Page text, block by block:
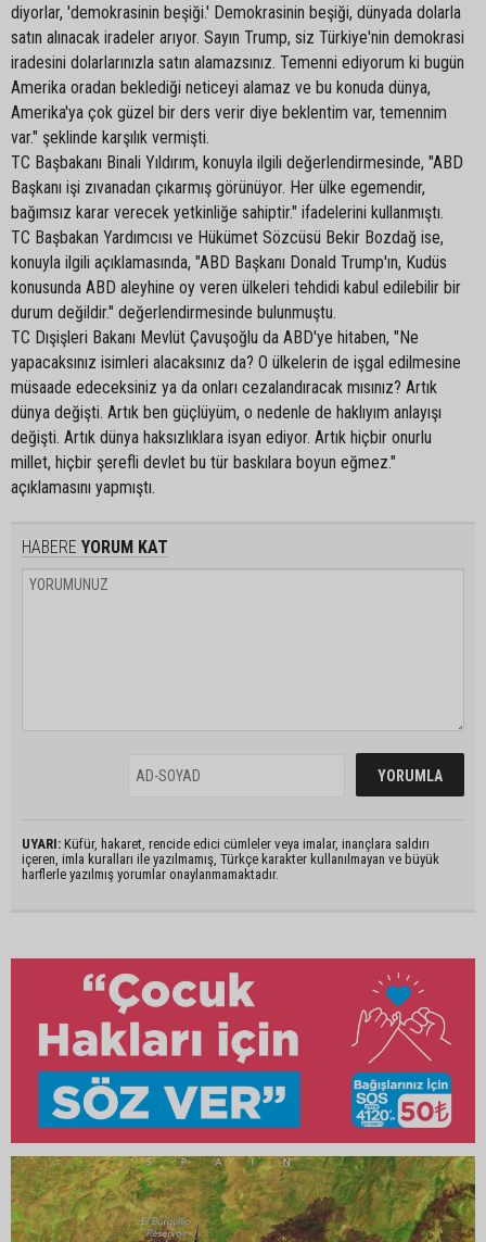
diyorlar, 'demokrasinin beşiği.' Demokrasinin beşiği, dünyada dolarla
satın alınacak iradeler arıyor. Sayın Trump, siz Türkiye'nin demokrasi
iradesini dolarlarınızla satın alamazsınız. Temenni ediyorum ki bugün
Amerika oradan beklediği neticeyi alamaz ve bu konuda dünya,
Amerika'ya çok güzel bir ders verir diye beklentim var, temennim
var." şeklinde karşılık vermişti.
TC Başbakanı Binali Yıldırım, konuyla ilgili değerlendirmesinde, "ABD
Başkanı işi zıvanadan çıkarmış görünüyor. Her ülke egemendir,
bağımsız karar verecek yetkinliğe sahiptir." ifadelerini kullanmıştı.
TC Başbakan Yardımcısı ve Hükümet Sözcüsü Bekir Bozdağ ise,
konuyla ilgili açıklamasında, "ABD Başkanı Donald Trump'ın, Kudüs
konusunda ABD aleyhine oy veren ülkeleri tehdidi kabul edilebilir bir
durum değildir." değerlendirmesinde bulunmuştu.
TC Dışişleri Bakanı Mevlüt Çavuşoğlu da ABD'ye hitaben, "Ne
yapacaksınız isimleri alacaksınız da? O ülkelerin de işgal edilmesine
müsaade edeceksiniz ya da onları cezalandıracak mısınız? Artık
dünya değişti. Artık ben güçlüyüm, o nedenle de haklıyım anlayışı
değişti. Artık dünya haksızlıklara isyan ediyor. Artık hiçbir onurlu
millet, hiçbir şerefli devlet bu tür baskılara boyun eğmez."
açıklamasını yapmıştı.
HABERE YORUM KAT
UYARI: Küfür, hakaret, rencide edici cümleler veya imalar, inançlara saldırı
içeren, imla kuralları ile yazılmamış, Türkçe karakter kullanılmayan ve büyük
harflerle yazılmış yorumlar onaylanmamaktadır.